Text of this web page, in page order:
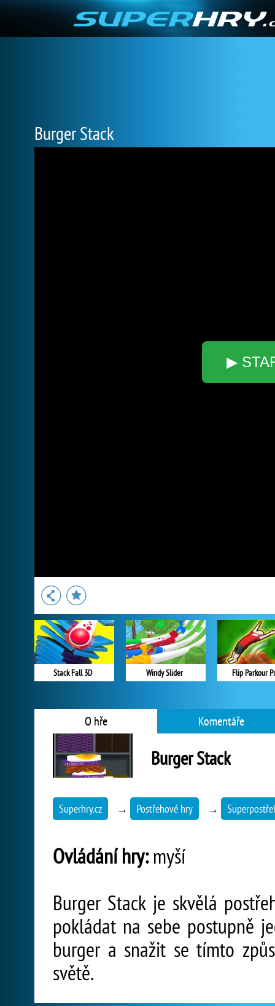
Burger Stack
▶
Stack Fall 3D Windy Slider Flip Parkour
O hře Komentáře
Burger Stack
Superhry.cz → Postřehové hry →
Ovládání hry:myší
Burger Stack je skvělá
pokládat na sebe postupně
burger a snažit se tímto
světě.